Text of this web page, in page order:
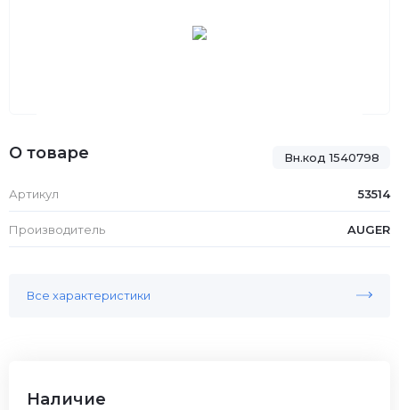
Вн.код 1540798
О товаре
Артикул 53514
Производитель AUGER
Все характеристики
Наличие